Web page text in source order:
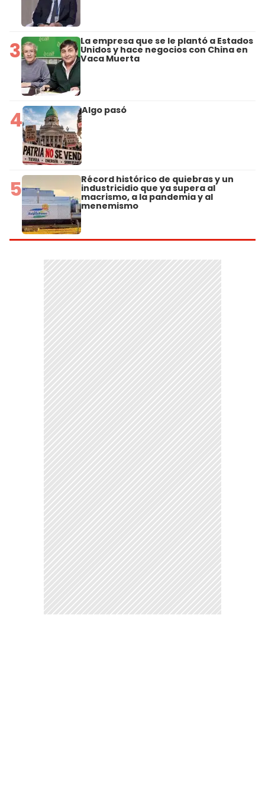
3 La empresa que se le plantó a Estados
Unidos y hace negocios con China en
Vaca Muerta
4 Algo pasó
5 Récord histórico de quiebras y un
industricidio que ya supera al
macrismo, a la pandemia y al
menemismo